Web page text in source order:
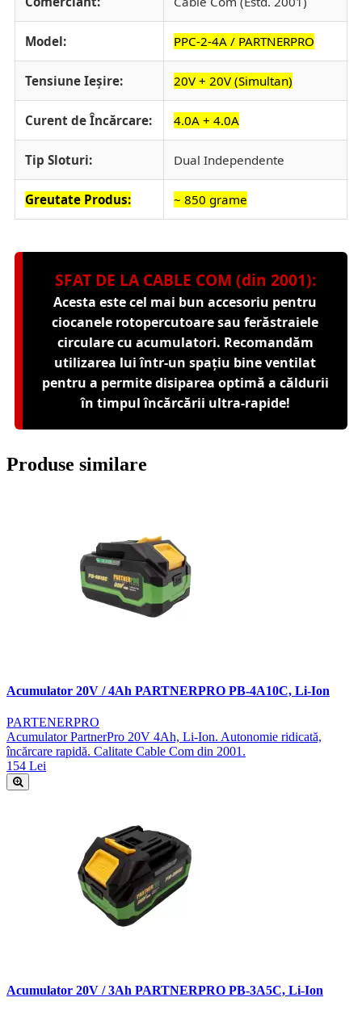
Model: PPC-2-4A / PARTNERPRO
Tensiune Ieșire: 20V + 20V (Simultan)
Curent de Încărcare: 4.0A + 4.0A
Tip Sloturi: Dual Independente
Greutate Produs: ~ 850 grame
SFAT DE LA CABLE COM (din 2001):
Acesta este cel mai bun accesoriu pentru
ciocanele rotopercutoare sau ferăstraiele
circulare cu acumulatori. Recomandăm
utilizarea lui într-un spațiu bine ventilat
pentru a permite disiparea optimă a căldurii
în timpul încărcării ultra-rapide!
Produse similare
Acumulator 20V / 4Ah PARTNERPRO PB-4A10C, Li-Ion
PARTENERPRO
Acumulator PartnerPro 20V 4Ah, Li-Ion. Autonomie ridicată,
încărcare rapidă. Calitate Cable Com din 2001.
154 Lei
Acumulator 20V / 3Ah PARTNERPRO PB-3A5C, Li-Ion